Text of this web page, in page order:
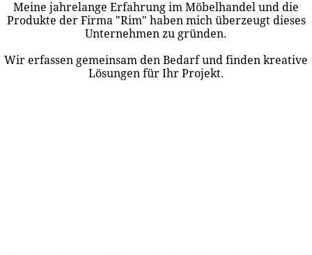
Meine jahrelange Erfahrung im Möbelhandel und die
Produkte der Firma "Rim" haben mich überzeugt dieses
Unternehmen zu gründen.
Wir erfassen gemeinsam den Bedarf und finden kreative
Lösungen für Ihr Projekt.